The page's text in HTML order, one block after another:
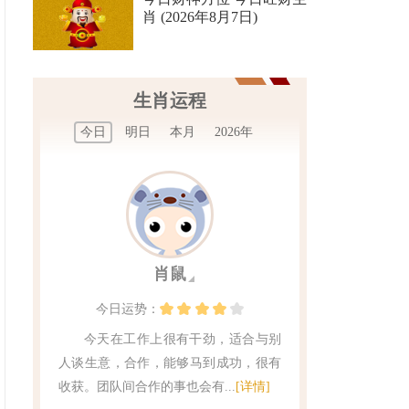
肖 (2026年8月7日)
生肖运程
今日 明日 本月 2026年
肖鼠
今日 运势：
今天在工作上很有干劲，适合与别
人谈生意，合作，能够马到成功，很有
收获。团队间合作的事也会有... [详情]